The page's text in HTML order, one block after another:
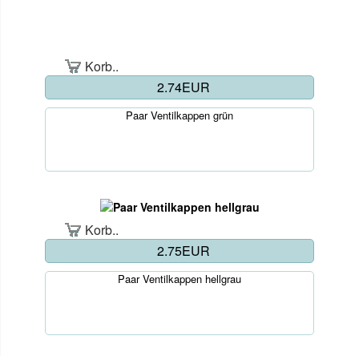
Korb..
2.74EUR
Paar Ventilkappen grün
Korb..
2.75EUR
Paar Ventilkappen hellgrau